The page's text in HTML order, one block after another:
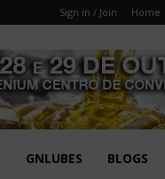
Sign in / Join Home
GNLUBES BLOGS